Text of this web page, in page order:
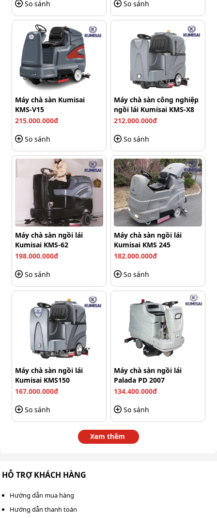
Khi bật công tắc khởi động là bàn chà sẽ quay
Sau đó, người dùng chỉ cần bật công tắc máy để 2 tay
vào vị trí điều khiển và vận hành thiết bị theo hoạt động
của motor. Lúc này, áp lực sẽ được đẩy xuống pad đánh
sàn để tiến hành thực hiện công việc vệ sinh, làm sạch
Đồng thời, lúc này motor hút phía sau cũng hoạt động
đồng thời để thực hiện hút nước bẩn sau vệ sinh. Nên
chỉ cần máy di chuyển tới đâu là sàn nhà sẽ được sạch
ngay tới đó.
Đặc điểm nổi trội của máy chà sàn
liên hợp đẩy tay Kumisai KMS25D
Ứng dụng đa dạng
So sánh
So sánh
Máy chà sàn Kumisai
KMS-V15
215.000.000đ
So sánh
Máy chà sàn công nghiệp
ngồi lái Kumisai KMS-X8
212.000.000đ
So sánh
Máy chà sàn ngồi lái
Kumisai KMS-62
198.000.000đ
So sánh
Máy chà sàn ngồi lái
Kumisai KMS 245
182.000.000đ
So sánh
Máy chà sàn ngồi lái
Kumisai KMS150
167.000.000đ
So sánh
Máy chà sàn ngồi lái
Palada PD 2007
134.400.000đ
So sánh
Xem thêm
HỖ TRỢ KHÁCH HÀNG
Hướng dẫn mua hàng
Hướng dẫn thanh toán